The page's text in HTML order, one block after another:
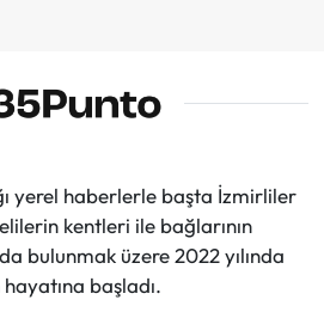
yerel haberlerle başta İzmirliler
kentleri ile bağlarının
bulunmak üzere 2022 yılında
hayatına başladı.